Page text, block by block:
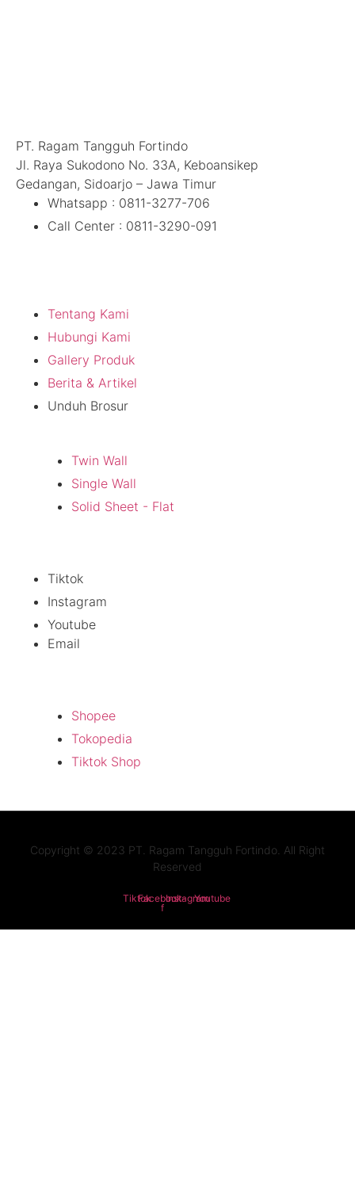
PT. Ragam Tangguh Fortindo
Jl. Raya Sukodono No. 33A, Keboansikep
Gedangan, Sidoarjo – Jawa Timur
Whatsapp : 0811-3277-706
Call Center : 0811-3290-091
Tentang Kami
Hubungi Kami
Gallery Produk
Berita & Artikel
Unduh Brosur
Twin Wall
Single Wall
Solid Sheet - Flat
Tiktok
Instagram
Youtube
Email
Shopee
Tokopedia
Tiktok Shop
Copyright © 2023 PT. Ragam Tangguh Fortindo. All Right
Reserved
TiktokFacebook-
f
InstagramYoutube